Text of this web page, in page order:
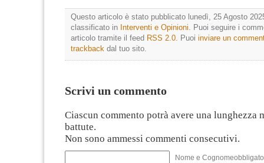
Questo articolo è stato pubblicato lunedì, 25 Agosto
classificato in Interventi e Opinioni. Puoi seguire i
articolo tramite il feed RSS 2.0. Puoi inviare un
trackback dal tuo sito.
Scrivi un commento
Ciascun commento potrà avere una lunghezza
battute.
Non sono ammessi commenti consecutivi.
Nome e